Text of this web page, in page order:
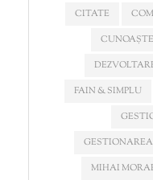
CITATE
FAIN & SIMPLU
MIHAI